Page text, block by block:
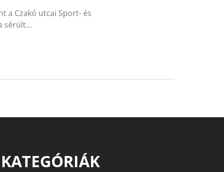
a Czakó utcai Sport- és
sérült…
KATEGÓRIÁK